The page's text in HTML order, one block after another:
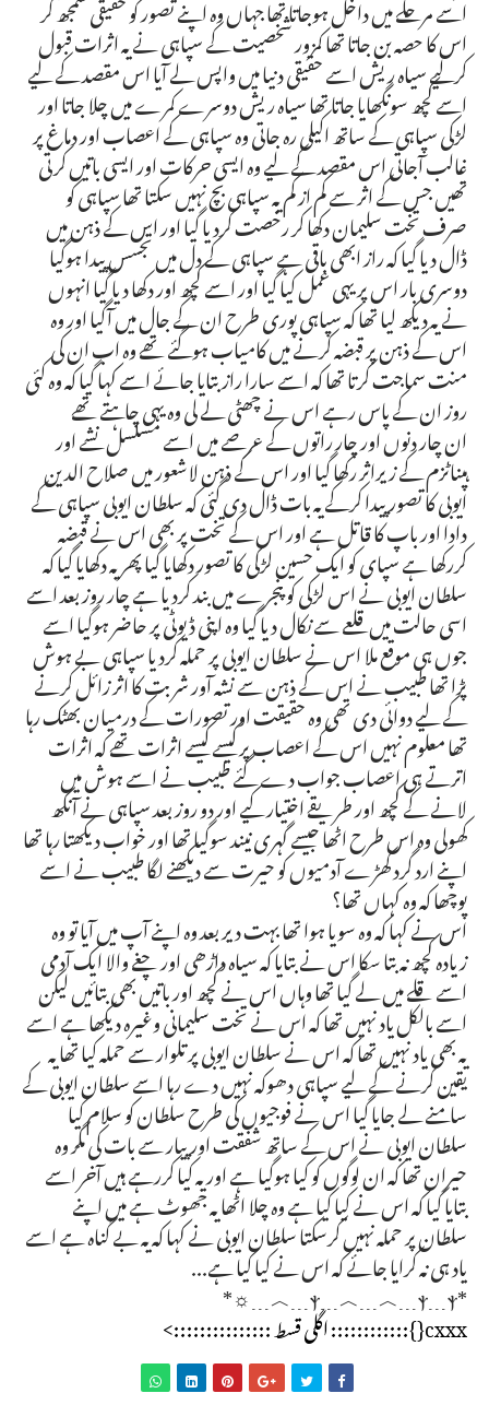
اس کا حصہ بن جاتا تھا کمزور شخصیت کے سپاہی نے یہ اثرات قبول
کرلیے سیاہ ریش اسے حقیقی دنیا میں واپس لے آیا اس مقصد کے لیے
اسے کچھ سونگھایا جاتا تھا سیاہ ریش دوسرے کمرے میں چلا جاتا اور
لڑکی سپاہی کے ساتھ اکیلی رہ جاتی وہ سپاہی کے اعصاب اور دماغ پر
غالب آجاتی اس مقصد کے لیے وہ ایسی حرکات اور ایسی باتیں کرتی
تھیں جس کے اثر سے کم از کم یہ سپاہی بچ نہیں سکتا تھا سپاہی کو
صرف تخت سلیمان دکھا کر رخصت کردیا گیا اور اس کے ذہن میں
ڈال دیا گیا کہ راز ابھی باقی ہے سپاہی کے دل میں تجسس پیدا ہوگیا
دوسری بار اس پر یہی عمل کیا گیا اور اسے کچھ اور دکھا دیا گیا انہوں
نے یہ دیکھ لیا تھا کہ سپاہی پوری طرح ان کے جال میں آگیا اور وہ
اس کے ذہن پر قبضہ کرنے میں کامیاب ہوگئے تھے وہ اب ان کی
منت سماجت کرتا تھا کہ اسے سارا راز بتایا جائے اسے کہا گیا کہ وہ کئی
روز ان کے پاس رہے اس نے چھٹی لے لی وہ یہی چاہتے تھے
ان چار دنوں اور چار راتوں کے عرصے میں اسے مسلسل نشے اور
ہپناٹزم کے زیراثر رکھا گیا اور اس کے ذہن لاشعور میں صلاح الدین
ایوبی کا تصور پیدا کرکے یہ بات ڈال دی گئی کہ سلطان ایوبی سپاہی کے
دادا اور باپ کا قاتل ہے اور اس کے تخت پر بھی اس نے قبضہ
کررکھا ہے سپای کو ایک حسین لڑکی کا تصور دکھایا گیا پھر یہ دکھایا گیا کہ
سلطان ایوبی نے اس لڑکی کو پنجرے میں بند کردیا ہے چار روز بعد اسے
اسی حالت میں قلعے سے نکال دیا گیا وہ اپنی ڈیوٹی پر حاضر ہوگیا اسے
جوں ہی موقع ملا اس نے سلطان ایوبی پر حملہ کردیا سپاہی بے ہوش
پڑا تھا طبیب نے اس کے ذہن سے نشہ آور شربت کا اثر زائل کرنے
کے لیے دوائی دی تھی وہ حقیقت اور تصورات کے درمیان بھٹک رہا
تھا معلوم نہیں اس کے اعصاب پر کیسے کیسے اثرات تھے کہ اثرات
اترتے ہی اعصاب جواب دے گئے طبیب نے اسے ہوش میں
لانے کے کچھ اور طریقے اختیار کیے اور دو روز بعد سپاہی نے آنکھ
کھولی وہ اس طرح اٹھا جیسے گہری نیند سوگیا تھا اور خواب دیکھتا رہا تھا
اپنے ارد گرد کھڑے آدمیوں کو حیرت سے دیکھنے لگا طبیب نے اسے
پوچھا کہ وہ کہاں تھا؟
اس نے کہا کہ وہ سویا ہوا تھا بہت دیر بعد وہ اپنے آپ میں آیا تو وہ
زیادہ کچھ نہ بتا سکا اس نے بتایا کہ سیاہ داڑھی اور چغے والا ایک آدمی
اسے قلے میں لے گیا تھا وہاں اس نے کچھ اور باتیں بھی بتائیں لیکن
اسے بالکل یاد نہیں تھا کہ اس نے تخت سلیمانی وغیرہ دیکھا ہے اسے
یہ بھی یاد نہیں تھا کہ اس نے سلطان ایوبی پر تلوار سے حملہ کیا تھا یہ
یقین کرنے کے لیے سپاہی دھوکہ نہیں دے رہا اسے سلطان ایوبی کے
سامنے لے جایا گیا اس نے فوجیوں کی طرح سلطان کو سلام کیا
سلطان ایوبی نے اس کے ساتھ شفقت اور پیار سے بات کی مگر وہ
حیران تھا کہ ان لوگوں کو کیا ہوگیا ہے اور یہ کیا کررہے ہیں آخر اسے
بتایا گیا کہ اس نے کیا کیا ہے وہ چلا اٹھا یہ جھوٹ ہے میں اپنے
سلطان پر حملہ نہیں کرسکتا سلطان ایوبی نے کہا کہ یہ بے گناہ ہے اسے
یاد ہی نہ کرایا جائے کہ اس نے کیا کیا ہے...
*ⲯ﹍︿﹍︿﹍ⲯ﹍ⲯ﹍︿﹍☼*
cxxx{}:::::::::::: اگلی قسط :::::::::::::::>